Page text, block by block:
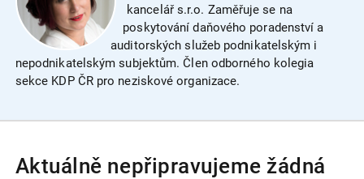
kancelář s.r.o. Zaměřuje se na
poskytování daňového poradenství a
auditorských služeb podnikatelským i
nepodnikatelským subjektům. Člen odborného kolegia
sekce KDP ČR pro neziskové organizace.
Aktuálně nepřipravujeme žádná